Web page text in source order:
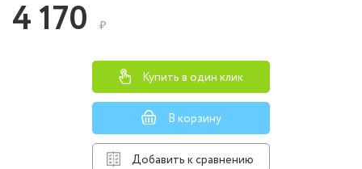
4 170 ₽
Купить в один клик
В корзину
Добавить к сравнению